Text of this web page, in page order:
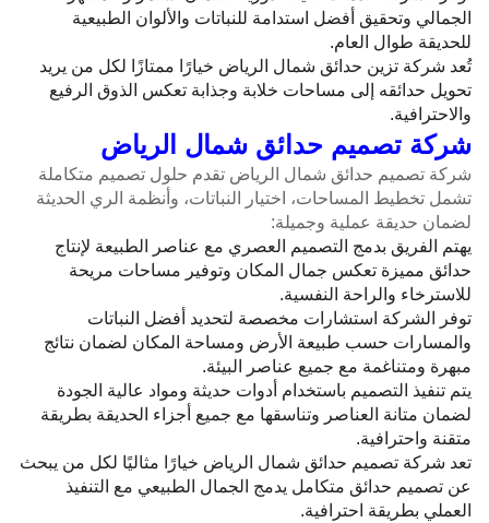
الجمالي وتحقيق أفضل استدامة للنباتات والألوان الطبيعية
للحديقة طوال العام.
تُعد شركة تزين حدائق شمال الرياض خيارًا ممتازًا لكل من يريد
تحويل حدائقه إلى مساحات خلابة وجذابة تعكس الذوق الرفيع
والاحترافية.
شركة تصميم حدائق شمال الرياض
شركة تصميم حدائق شمال الرياض تقدم حلول تصميم متكاملة
تشمل تخطيط المساحات، اختيار النباتات، وأنظمة الري الحديثة
لضمان حديقة عملية وجميلة:
يهتم الفريق بدمج التصميم العصري مع عناصر الطبيعة لإنتاج
حدائق مميزة تعكس جمال المكان وتوفير مساحات مريحة
للاسترخاء والراحة النفسية.
توفر الشركة استشارات مخصصة لتحديد أفضل النباتات
والمسارات حسب طبيعة الأرض ومساحة المكان لضمان نتائج
مبهرة ومتناغمة مع جميع عناصر البيئة.
يتم تنفيذ التصميم باستخدام أدوات حديثة ومواد عالية الجودة
لضمان متانة العناصر وتناسقها مع جميع أجزاء الحديقة بطريقة
متقنة واحترافية.
تعد شركة تصميم حدائق شمال الرياض خيارًا مثاليًا لكل من يبحث
عن تصميم حدائق متكامل يدمج الجمال الطبيعي مع التنفيذ
العملي بطريقة احترافية.